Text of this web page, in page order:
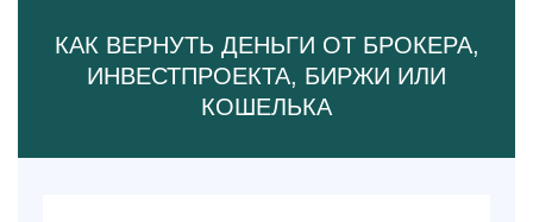
КАК ВЕРНУТЬ ДЕНЬГИ ОТ БРОКЕРА,
ИНВЕСТПРОЕКТА, БИРЖИ ИЛИ
КОШЕЛЬКА